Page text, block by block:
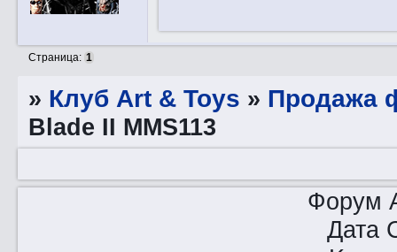
Страница: 1
» Клуб Art & Toys » Продажа
Blade II MMS113
Форум
Дата